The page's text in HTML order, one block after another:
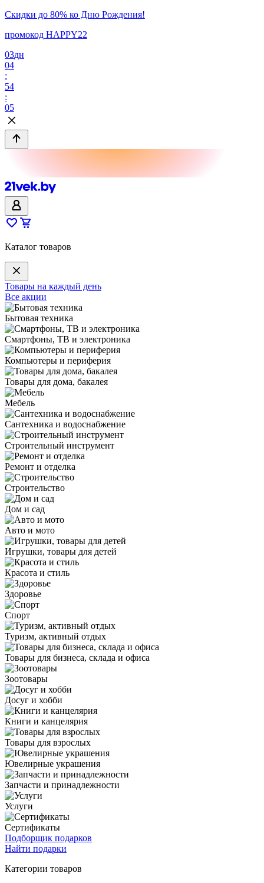
Скидки до 80% ко Дню Рождения!
промокод HAPPY22
03дн
04
:
54
:
05
Каталог товаров
Товары на каждый день
Все акции
Бытовая техника
Смартфоны, ТВ и электроника
Компьютеры и периферия
Товары для дома, бакалея
Мебель
Сантехника и водоснабжение
Строительный инструмент
Ремонт и отделка
Строительство
Дом и сад
Авто и мото
Игрушки, товары для детей
Красота и стиль
Здоровье
Спорт
Туризм, активный отдых
Товары для бизнеса, склада и офиса
Зоотовары
Досуг и хобби
Книги и канцелярия
Товары для взрослых
Ювелирные украшения
Запчасти и принадлежности
Услуги
Сертификаты
Подборщик подарков
Найти подарки
Категории товаров